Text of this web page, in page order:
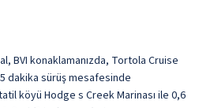
BVI konaklamanızda, Tortola Cruise
dakika sürüş mesafesinde
köyü Hodge s Creek Marinası ile 0,6